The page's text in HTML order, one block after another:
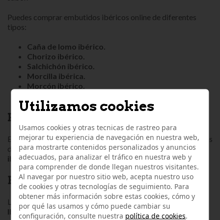
Puedes comprar embutidos ibéricos online de diferentes
tipos:
Caña de lomo ibérico.
Chorizo ibérico.
Salchichón ibérico.
Morcilla ibérica.
Morcón ibérico.
PACK LONCHEADOS IBÉRICOS
Elige tupack loncheados ibéricospara disfrutar de surtidos
de todo tipo de productos ibéricos de nuestros loncheados
ibéricos al corte.
BEHER
La marcaBEHERtrabaja con la designación racial del100%
Ibéricoen todos sus productos, independientemente de su
Utilizamos cookies
Usamos cookies y otras tecnicas de rastreo para
mejorar tu experiencia de navegación en nuestra web,
para mostrarte contenidos personalizados y anuncios
adecuados, para analizar el tráfico en nuestra web y
para comprender de donde llegan nuestros visitantes.
Al navegar por nuestro sitio web, acepta nuestro uso
de cookies y otras tecnologías de seguimiento. Para
obtener más información sobre estas cookies, cómo y
por qué las usamos y cómo puede cambiar su
configuración, consulte nuestra política de cookies.